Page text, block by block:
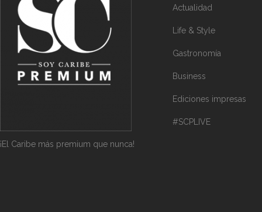
¡El Caribe más premium que nunca!
Actualidad
Life & Style
Gastronomía
Business
Ediciones impresas
#SCPLIVE